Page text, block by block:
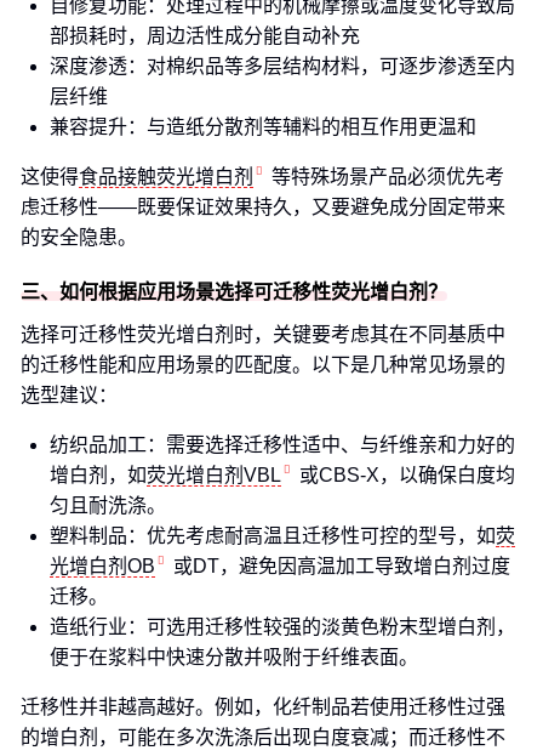
自修复功能：处理过程中的机械摩擦或温度变化导致局
部损耗时，周边活性成分能自动补充
深度渗透：对棉织品等多层结构材料，可逐步渗透至内
层纤维
兼容提升：与造纸分散剂等辅料的相互作用更温和
这使得食品接触荧光增白剂
等特殊场景产品必须优先考
虑迁移性——既要保证效果持久，又要避免成分固定带来
的安全隐患。
三、如何根据应用场景选择可迁移性荧光增白剂？
选择可迁移性荧光增白剂时，关键要考虑其在不同基质中
的迁移性能和应用场景的匹配度。以下是几种常见场景的
选型建议：
纺织品加工：需要选择迁移性适中、与纤维亲和力好的
增白剂，如荧光增白剂VBL
或CBS-X，以确保白度均
匀且耐洗涤。
塑料制品：优先考虑耐高温且迁移性可控的型号，如荧
光增白剂OB
或DT，避免因高温加工导致增白剂过度
迁移。
造纸行业：可选用迁移性较强的淡黄色粉末型增白剂，
便于在浆料中快速分散并吸附于纤维表面。
迁移性并非越高越好。例如，化纤制品若使用迁移性过强
的增白剂，可能在多次洗涤后出现白度衰减；而迁移性不